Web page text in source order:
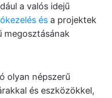
a valós idejű
és a projektek
megosztásának
olyan népszerű
és eszközökkel,